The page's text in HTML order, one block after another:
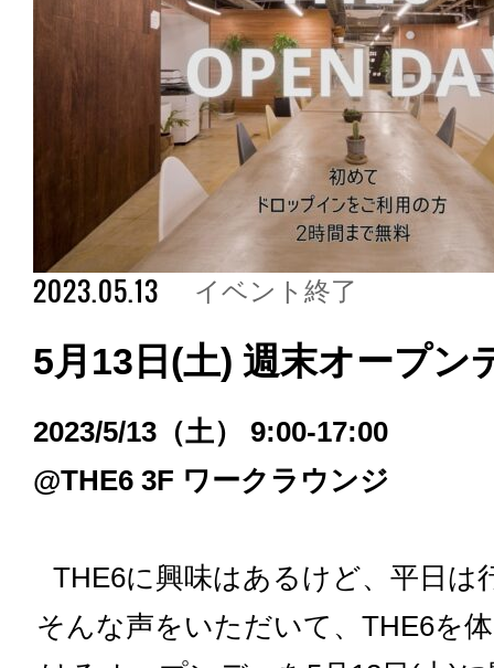
2023.05.13 イベント終了
5月13日(土) 週末オープン
2023/5/13（土） 9:00-17:00
@THE6 3F ワークラウンジ
THE6に興味はあるけど、平日
そんな声をいただいて、THE6を